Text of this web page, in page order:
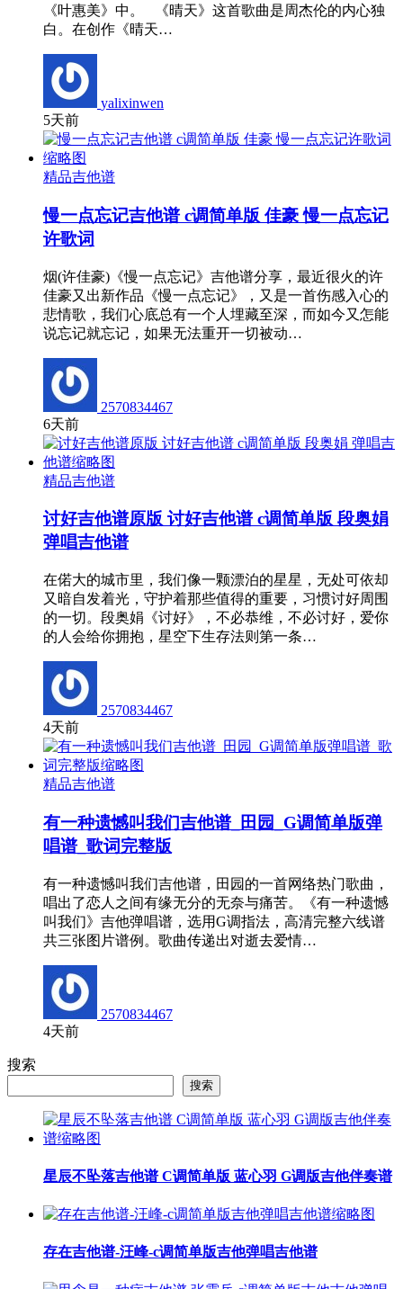
《叶惠美》中。 《晴天》这首歌曲是周杰伦的内心独
白。在创作《晴天…
yalixinwen
5天前
精品吉他谱
慢一点忘记吉他谱 c调简单版 佳豪 慢一点忘记
许歌词
烟(许佳豪)《慢一点忘记》吉他谱分享，最近很火的许
佳豪又出新作品《慢一点忘记》，又是一首伤感入心的
悲情歌，我们心底总有一个人埋藏至深，而如今又怎能
说忘记就忘记，如果无法重开一切被动…
2570834467
6天前
精品吉他谱
讨好吉他谱原版 讨好吉他谱 c调简单版 段奥娟
弹唱吉他谱
在偌大的城市里，我们像一颗漂泊的星星，无处可依却
又暗自发着光，守护着那些值得的重要，习惯讨好周围
的一切。段奥娟《讨好》，不必恭维，不必讨好，爱你
的人会给你拥抱，星空下生存法则第一条…
2570834467
4天前
精品吉他谱
有一种遗憾叫我们吉他谱_田园_G调简单版弹
唱谱_歌词完整版
有一种遗憾叫我们吉他谱，田园的一首网络热门歌曲，
唱出了恋人之间有缘无分的无奈与痛苦。《有一种遗憾
叫我们》吉他弹唱谱，选用G调指法，高清完整六线谱
共三张图片谱例。歌曲传递出对逝去爱情…
2570834467
4天前
搜索
搜索
星辰不坠落吉他谱 C调简单版 蓝心羽 G调版吉他伴奏谱
存在吉他谱-汪峰-c调简单版吉他弹唱吉他谱